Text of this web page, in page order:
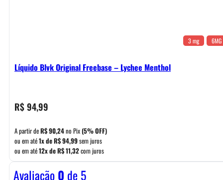
3 mg 6MG
Líquido Blvk Original Freebase – Lychee Menthol
R$94,99
A partir deR$90,24no Pix(5% OFF)
ou em até1x deR$94,99sem juros
ou em até12x deR$11,32com juros
Avaliação0 de 5